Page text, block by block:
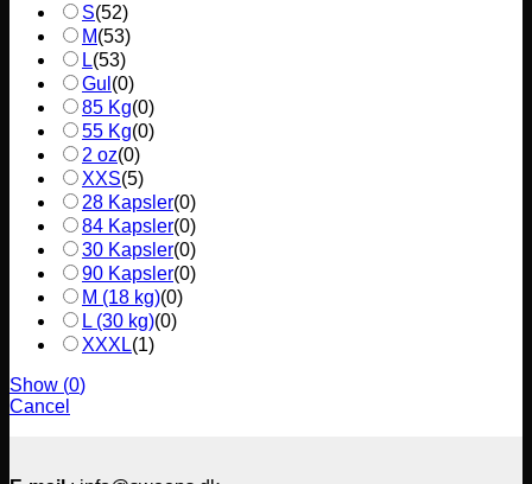
S(52)
M(53)
L(53)
Gul (0)
85 Kg(0)
55 Kg(0)
2 oz(0)
XXS(5)
28 Kapsler(0)
84 Kapsler(0)
30 Kapsler(0)
90 Kapsler(0)
M (18 kg)(0)
L (30 kg)(0)
XXXL(1)
Show (0)
Cancel